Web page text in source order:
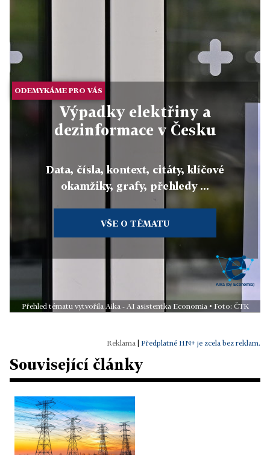
ODEMYKÁME PRO VÁS
Výpadky elektřiny a
dezinformace v Česku
Data, čísla, kontext, citáty, klíčové
okamžiky, grafy, přehledy ...
VŠE O TÉMATU
Přehled tématu vytvořila Aika - AI asistentka Economia • Foto: ČTK
Předplatné HN+ je zcela bez reklam.
Související články